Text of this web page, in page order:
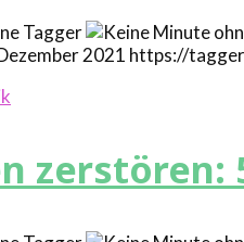
Tagger
2021 https://
zerstören: